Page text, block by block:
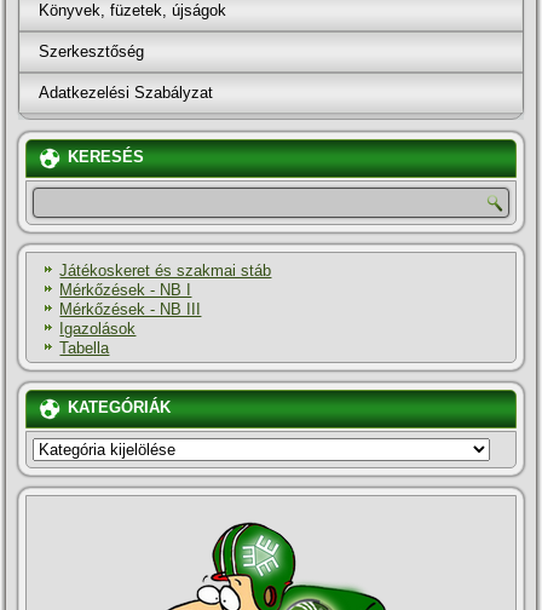
Könyvek, füzetek, újságok
Szerkesztőség
Adatkezelési Szabályzat
KERESÉS
Játékoskeret és szakmai stáb
Mérkőzések - NB I
Mérkőzések - NB III
Igazolások
Tabella
KATEGÓRIÁK
KATEGÓRIÁK